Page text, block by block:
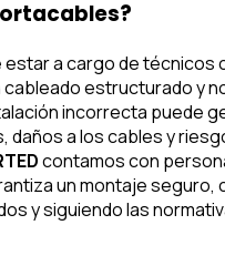
estar a cargo de técnicos
estructurado y
incorrecta puede
daños a los cables y
contamos con
un montaje seguro,
y siguiendo las